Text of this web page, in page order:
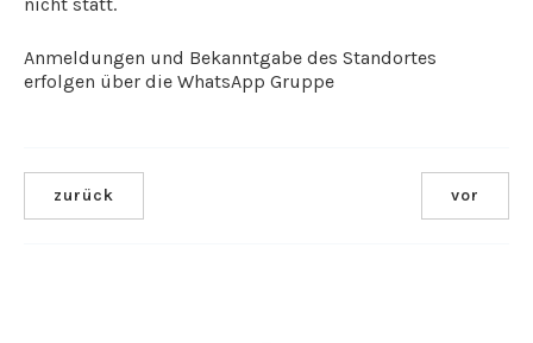
Anmeldungen und Bekanntgabe des Standortes
erfolgen über die WhatsApp Gruppe
zurück vor